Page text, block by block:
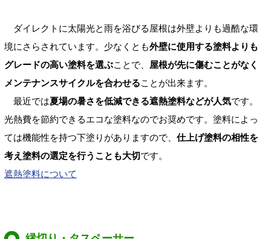
ダイレクトに太陽光と雨を浴びる屋根は外壁よりも過酷な環
境にさらされています。少なくとも外壁に使用する塗料よりも
グレードの高い塗料を選ぶことで、 屋根が先に傷むことがなく
メンテナンスサイクルを合わせることが出来ます。
最近では夏場の暑さを低減できる遮熱塗料などが人気です。
光熱費を節約できるエコな塗料なのでお奨めです。塗料によっ
ては機能性を持つ下塗りがありますので、 仕上げ塗料の相性を
考え塗料の選定を行うことも大切です。
遮熱塗料について